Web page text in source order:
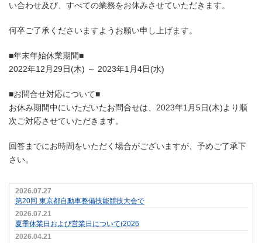
い合わせ及び、すべての業務をお休みさせていただきます。
何卒ご了承くださいますようお願い申し上げます。
■年末年始休業期間■
2022年12月29日(木) ～ 2023年1月4日(水)
■お問合せ対応について■
お休み期間中にいただいたお問合せは、2023年1月5日(木)より順
次ご対応させていただきます。
回答までにお時間をいただく場合がございますが、予めご了承下
さい。
2026.07.27
第20回 東京都自動車整備技能競技大会で
2026.07.21
夏季休業日および営業日について(2026
2026.04.21